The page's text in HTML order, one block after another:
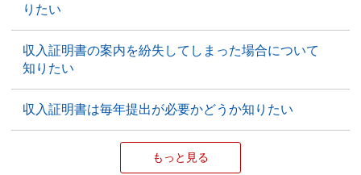
りたい
収入証明書の案内を紛失してしまった場合について
知りたい
収入証明書は毎年提出が必要かどうか知りたい
もっと見る